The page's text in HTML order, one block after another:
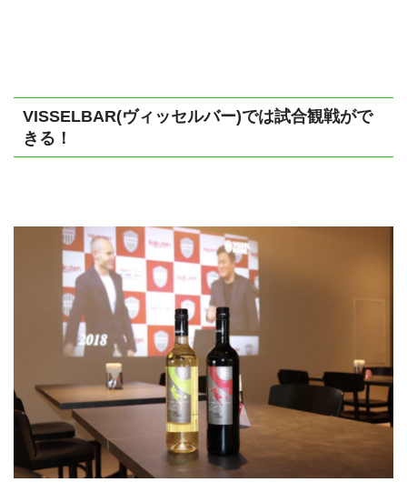
VISSELBAR(ヴィッセルバー)では試合観戦がで
きる！